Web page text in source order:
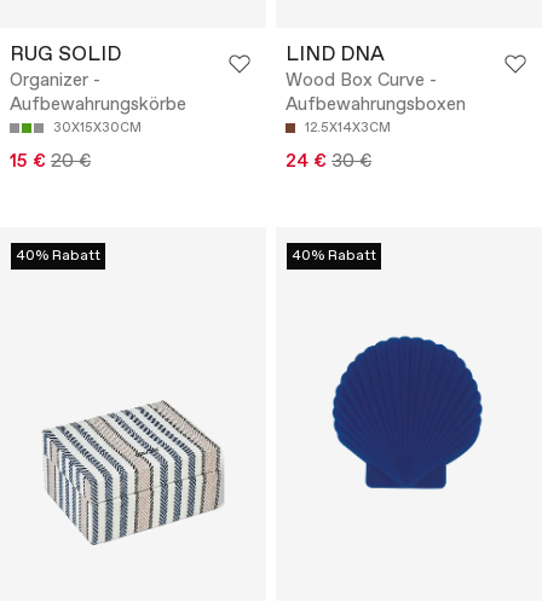
RUG SOLID
Organizer -
Aufbewahrungskörbe
30X15X30CM
15 € 20 €
LIND DNA
Wood Box Curve -
Aufbewahrungsboxen
12.5X14X3CM
24 € 30 €
40% Rabatt 40% Rabatt